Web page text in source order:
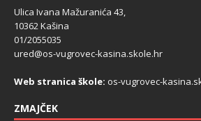
Ulica Ivana Mažuranića 43,
10362 Kašina
01/2055035
ured@os-vugrovec-kasina.skole.hr
Web stranica škole: os-vugrovec-
ZMAJČEK